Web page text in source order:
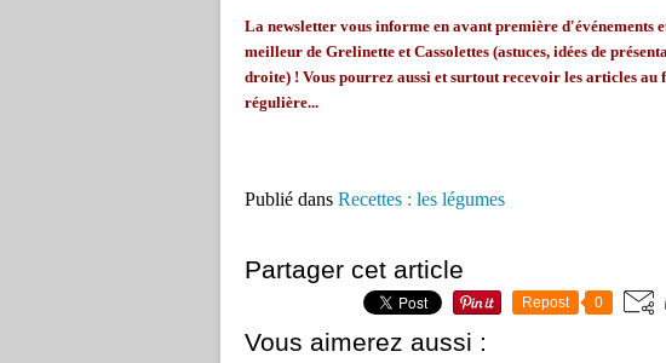
La newsletter vous informe en avant première d'événements
meilleur de Grelinette et Cassolettes (astuces, idées de
droite) ! Vous pourrez aussi et surtout recevoir les articles
régulière...
Publié dans Recettes : les légumes
Partager cet article
Repost 0
Vous aimerez aussi :